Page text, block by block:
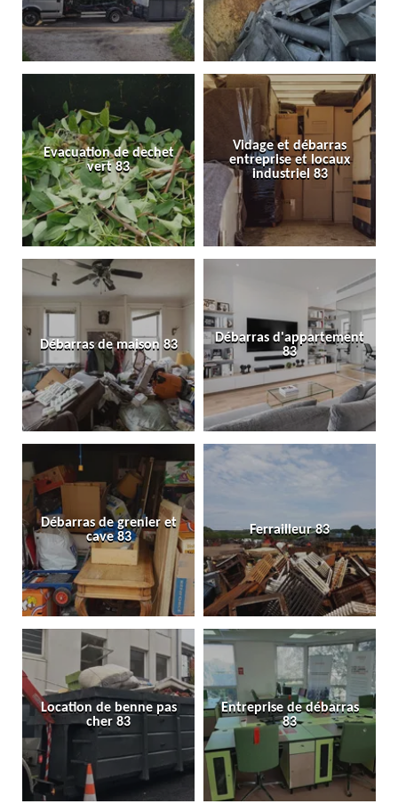
Evacuation de dechet
vert 83
Vidage et débarras
entreprise et locaux
industriel 83
Débarras de maison 83
Débarras d'appartement
83
Débarras de grenier et
cave 83
Ferrailleur 83
Location de benne pas
cher 83
Entreprise de débarras
83